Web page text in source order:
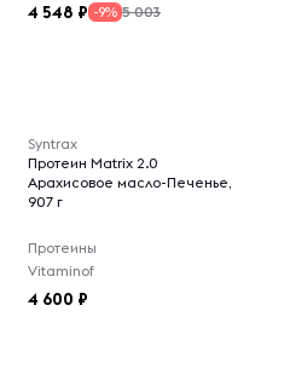
4 548 -9% 5 003
Syntrax
Протеин Matrix 2.0
Арахисовое масло-Печенье,
907 г
Протеины
Vitaminof
4 600